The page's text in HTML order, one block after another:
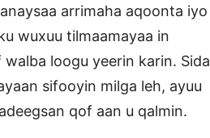
arrimaha aqoonta iyo
wuxuu tilmaamayaa in
walba loogu yeerin karin. Sida
sifooyin milga leh, ayuu
qof aan u qalmin.